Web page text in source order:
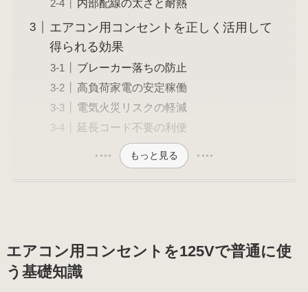
内部配線の太さと耐熱
エアコン用コンセントを正しく活用して
得られる効果
ブレーカー落ちの防止
高負荷家電の安定稼働
電気火災リスクの軽減
延長コード不要の利便
もっと見る
エアコン用コンセントを125Vで普通に使
う基礎知識